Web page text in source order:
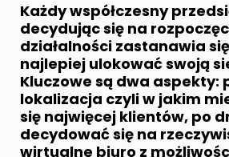
Każdy współczesny
decydując się na
działalności zastanawia
najlepiej ulokować swoją
Kluczowe są dwa aspekty:
lokalizacja czyli w jakim
się najwięcej klientów, po
decydować się na
wirtualne biuro z